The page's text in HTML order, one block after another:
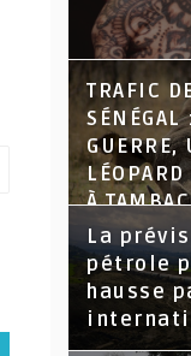
TRAFIC
GUERRE,
À
La
pétrole
hausse